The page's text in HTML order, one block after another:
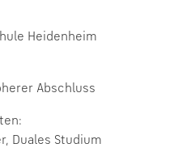
Heidenheim
Abschluss
Duales Studium